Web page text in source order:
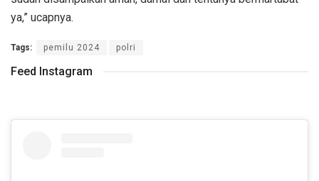
ya,” ucapnya.
Tags: pemilu 2024 polri
Feed Instagram